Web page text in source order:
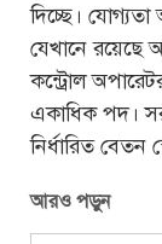
দিচ্ছে।
যেখানে রয়েছে
কন্ট্রোল
একাধিক পদ।
নির্ধারিত বেতন
আরও পড়ুন